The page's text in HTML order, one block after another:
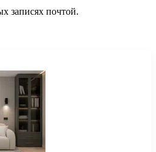
записях почтой.